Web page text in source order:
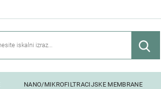
NANO/MIKROFILTRACIJSKE MEMBRANE